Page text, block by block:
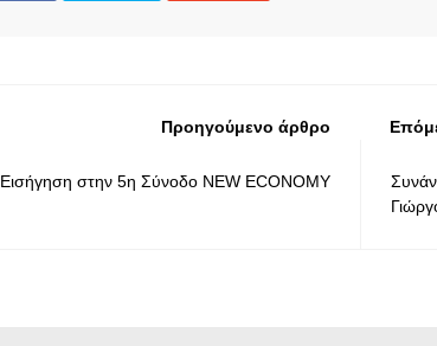
Προηγούμενο άρθρο
Εισήγηση στην 5η Σύνοδο NEW ECONOMY